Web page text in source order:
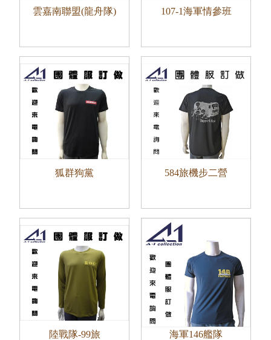
雲嘉南聯盟(龍舟隊) 107-1海軍情參班
狐群狗黨 584旅機步二營
陸戰隊-99旅 海軍146艦隊